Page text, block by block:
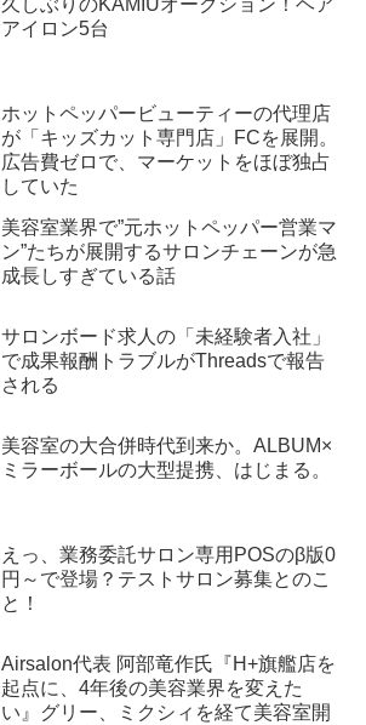
久しぶりのKAMIUオークション！ヘア
アイロン5台
ホットペッパービューティーの代理店
が「キッズカット専門店」FCを展開。
広告費ゼロで、マーケットをほぼ独占
していた
美容室業界で”元ホットペッパー営業マ
ン”たちが展開するサロンチェーンが急
成長しすぎている話
サロンボード求人の「未経験者入社」
で成果報酬トラブルがThreadsで報告
される
美容室の大合併時代到来か。ALBUM×
ミラーボールの大型提携、はじまる。
えっ、業務委託サロン専用POSのβ版0
円～で登場？テストサロン募集とのこ
と！
Airsalon代表 阿部竜作氏『H+旗艦店を
起点に、4年後の美容業界を変えた
い』グリー、ミクシィを経て美容室開